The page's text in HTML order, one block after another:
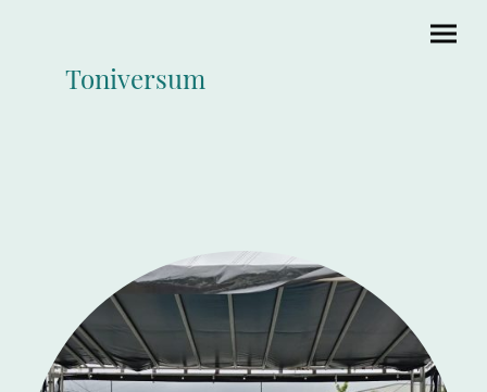
Toniversum